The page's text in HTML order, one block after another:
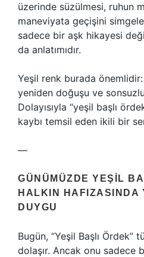
üzerinde süzülmesi, ruhun
maneviyata geçişini
sadece bir aşk hikayesi
da anlatımıdır.
Yeşil renk burada
yeniden doğuşu ve
Dolayısıyla “yeşil başlı
kaybı temsil eden ikili bir
—
GÜNÜMÜZDE YEŞIL
HALKIN HAFIZASINDA
DUYGU
Bugün, “Yeşil Başlı Ördek”
dolaşır. Ancak onu sadece